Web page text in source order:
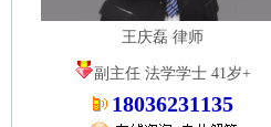
王庆磊 律师
副主任 法学学士 41岁+
18036231135